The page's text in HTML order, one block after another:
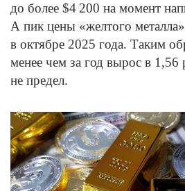
до более $4 200 на момент
А пик цены «желтого
в октябре 2025 года. Таким
менее чем за год вырос в 1,56
не предел.